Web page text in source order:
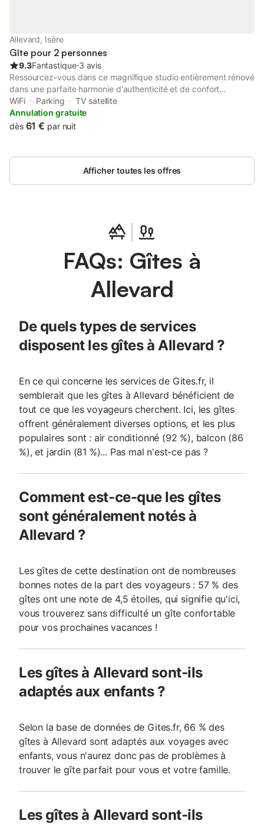
Allevard, Isère
Gîte pour 2 personnes
9.3Fantastique⋅3 avis
Ressourcez-vous dans ce magnifique studio entièrement rénové
dans une parfaite harmonie d'authenticité et de confort
moderne. À quelques mètres des Thermes, ce logement saura
vous combler pour profiter pleinement de votre séjour parmi
nous. L'appartement à entièrement été rénové pour votre
un salon moderne, une cuisine entièrement équipée et une salle
WiFi Parking
TV satellite
Annulation gratuite
dès 61 € par nuit
Afficher toutes les offres
FAQs: Gîtes à
Allevard
De quels types de services
disposent les gîtes à Allevard ?
En ce qui concerne les services de Gites.fr, il
semblerait que les gîtes à Allevard bénéficient de
tout ce que les voyageurs cherchent. Ici, les gîtes
offrent généralement diverses options, et les plus
populaires sont : air conditionné (92 %), balcon (86
%), et jardin (81 %)... Pas mal n'est-ce pas ?
Comment est-ce-que les gîtes
sont généralement notés à
Allevard ?
Les gîtes de cette destination ont de nombreuses
bonnes notes de la part des voyageurs : 57 % des
gîtes ont une note de 4,5 étoiles, qui signifie qu'ici,
vous trouverez sans difficulté un gîte confortable
pour vos prochaines vacances !
Les gîtes à Allevard sont-ils
adaptés aux enfants ?
Selon la base de données de Gites.fr, 66 % des
gîtes à Allevard sont adaptés aux voyages avec
enfants, vous n'aurez donc pas de problèmes à
trouver le gîte parfait pour vous et votre famille.
Les gîtes à Allevard sont-ils